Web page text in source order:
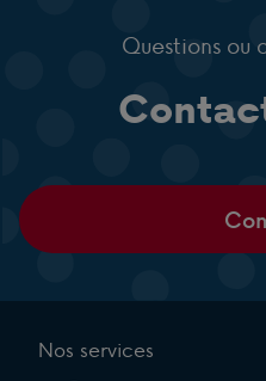
Questions ou
Nos services